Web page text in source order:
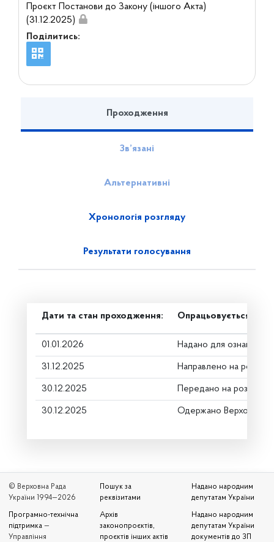
Проєкт Постанови до Закону (іншого Акта)
(31.12.2025)
Поділитись:
Проходження
Зв’язані
Альтернативні
Хронологія розгляду
Результати голосування
Дати та стан проходження: Опрацьовується в
01.01.2026 Надано для
31.12.2025 Направлено на
30.12.2025 Передано на розгляд
30.12.2025 Одержано Верховною
© Верховна Рада
України 1994—2026
Програмно-технічна
підтримка —
Управління
Пошук за
реквізитами
Архів
законопроєктів,
проєктів інших актів
Надано народним
депутатам України
Надано народним
депутатам України
документів до ЗП